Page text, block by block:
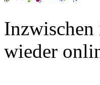
Inzwischen
wieder